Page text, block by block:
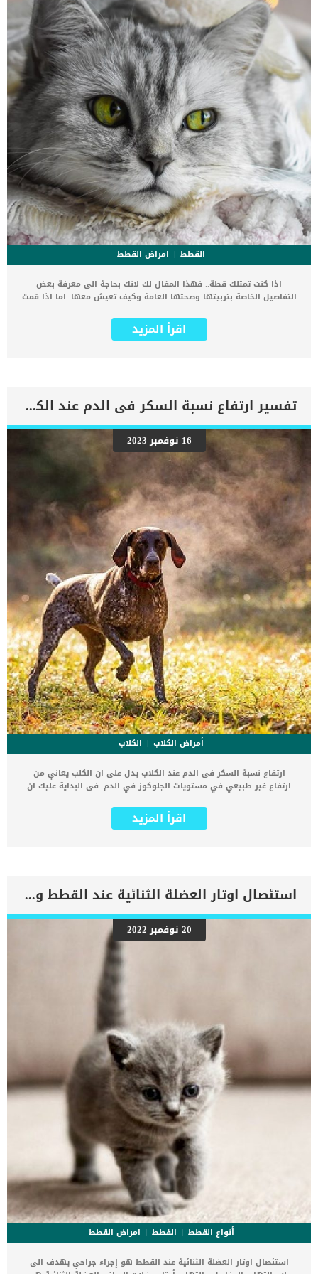
الثانية,يعاني الكلب […]
القطط
امراض القطط
اذا كنت تمتلك قطة.. فهذا المقال لك لانك بحاجة الى معرفة بعض
التفاصيل الخاصة بتربيتها وصحتها العامة وكيف تعيش معها. اما اذا قمت
جديد سيضفى على حياتك نوعا اخر من الاستمتاع. كما تعد إضافة قطة
جديدة لعائلتك أمرًا ممتعًا للغاية ، ولكنها أيضًا مسؤولية كبيرة. اقرأ ايضا:
التطعيمات, والتى تعتبر من اهم الخطوات العلاجية او الوقائية التى
يحتاجها جميع الكائنات الحية بما فى ذلك القطط. بعض الأمراض المعدية
قاتلة ، ويمكن للتطعيمات حماية قطتك من العديد من هذه الأمراض. كما
يجب أن تُعطى كسلسلة من الحقن على فترات زمنية محددة ، لذلك من
الضروري أن تكون في الوقت المحدد للتطعيمات المجدولة لقطتك. بمجرد
ان تمتلك قطتك الجديدة توجه بها الى العيادة البيطرية لمعرفة جدول
حتى يبلغ القط الصغير 4 أشهر من العمر. هناك نوعان من التطعيمات,
الاساسية والثانوية, وجميعهم مهمان للغاية لقطتك. […]
اقرأ المزيد
تفسير ارتفاع نسبة السكر فى الدم عند الكلاب
16 نوفمبر 2023
أمراض الكلاب
الكلاب
ارتفاع نسبة السكر فى الدم عند الكلاب يدل على ان الكلب يعاني من
ارتفاع غير طبيعي في مستويات الجلوكوز في الدم. فى البداية عليك ان
وهو سكر كربوهيدرات مكون يدور في الدم ومصدرًا رئيسيًا للطاقة للجسم
، وتتراوح مستوياته الطبيعية بين 75-120 مجم. يلعب الأنسولين الذى ينتجه
قد تكون بعض أسباب ارتفاع السكر في الدم هي التهاب البنكرياس ، وما
ينتج عن ذلك من عدم القدرة على إنتاج الأنسولين, بالاضافة الى العديد من
الاسباب الاخرى الذى سنقدمها لك فى هذا المقال. الكلاب المسنة وكلاب
منتصف العمر تعتبر اكثر عرضه للاصابة بارتفاع نسبة السكر فى الدم. كما
انها يمكن ان تصيب الكلاب من اى سلالة ولكنها تشيع بين السلالات
صغيرة الحجم. اعراض وعلامات ارتفاع نسبة السكر فى الدم عند الكلاب قد
تختلف الأعراض حسب الحالة الأساسية وقد لا تظهر على كلبك أي أعراض
خطيرة. تشمل بعض الأعراض الأكثر شيوعًا ما يلي: زيادة العطش […]
اقرأ المزيد
استئصال اوتار العضلة الثنائية عند القطط ودوافعها
20 نوفمبر 2022
أنواع القطط القطط
امراض القطط
استئصال اوتار العضلة الثنائية عند القطط هو إجراء جراحي يهدف الى